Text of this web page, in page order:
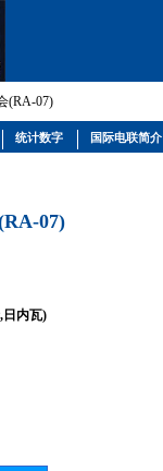
(RA-07)
07)
日内瓦)
统计数字 国际电联简介